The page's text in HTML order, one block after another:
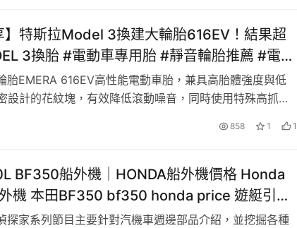
】特斯拉Model 3換建大輪胎616EV！結果超
3換胎 #電動車專用胎 #靜音輪胎推薦 #電動
616EV評測 #特斯拉換胎 #特斯拉操控
胎EMERA 616EV高性能電動車胎，兼具高胎體強度與低
設計的花紋塊，有效降低滾動噪音，同時使用特殊高抓地
心得為何? 趕緊收看本次樂活偵探家的內容囉！ – 主 持 群
858 1 1
BF350船外機│HONDA船外機價格 Honda
機 本田BF350 bf350 honda price 遊艇引擎
探家系列節目主要針對汽機車週邊部品介紹，並挖掘各種